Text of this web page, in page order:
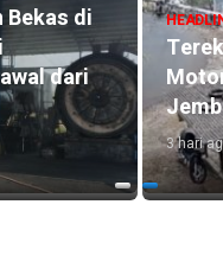
Bekas di
dari
3 hari